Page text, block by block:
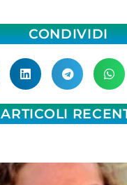
CONDIVIDI
ARTICOLI